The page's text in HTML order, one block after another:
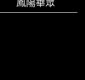
鳳陽華眾